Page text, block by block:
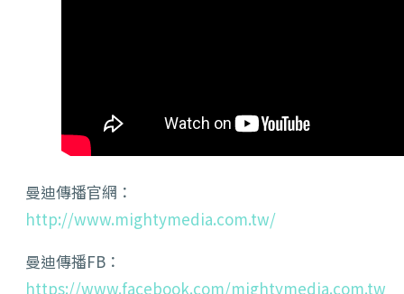
曼迪傳播官網：
http://www.mightymedia.com.tw/
曼迪傳播FB：
https://www.facebook.com/mightymedia.com.tw